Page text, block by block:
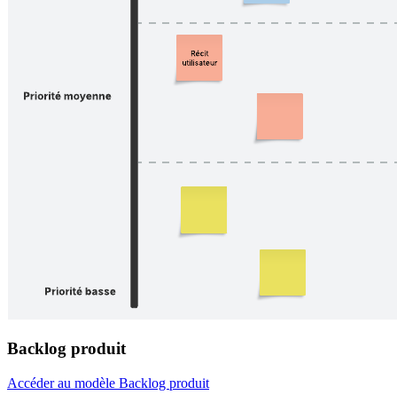
Backlog produit
Accéder au modèle Backlog produit